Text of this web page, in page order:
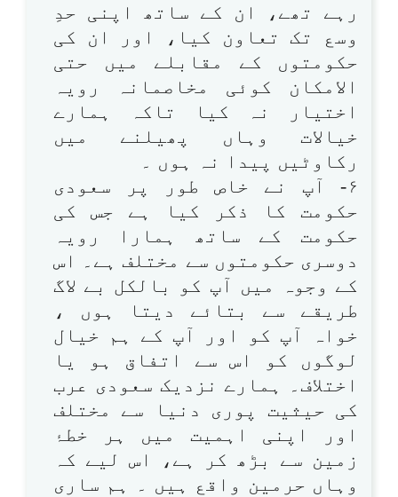
رہے تھے، ان کے ساتھ اپنی حدِ
وسع تک تعاون کیا، اور ان کی
حکومتوں کے مقابلے میں حتی
الامکان کوئی مخاصمانہ رویہ
اختیار نہ کیا تاکہ ہمارے
خیالات وہاں پھیلنے میں
رکاوٹیں پیدا نہ ہوں ۔
۶- آپ نے خاص طور پر سعودی
حکومت کا ذکر کیا ہے جس کی
حکومت کے ساتھ ہمارا رویہ
دوسری حکومتوں سے مختلف ہے۔ اس
کے وجوہ میں آپ کو بالکل بے لاگ
طریقے سے بتائے دیتا ہوں ،
خواہ آپ کو اور آپ کے ہم خیال
لوگوں کو اس سے اتفاق ہو یا
اختلاف۔ ہمارے نزدیک سعودی عرب
کی حیثیت پوری دنیا سے مختلف
اور اپنی اہمیت میں ہر خطۂ
زمین سے بڑھ کر ہے، اس لیے کہ
وہاں حرمین واقع ہیں ۔ ہم ساری